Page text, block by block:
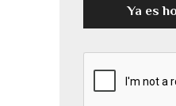
Ya es